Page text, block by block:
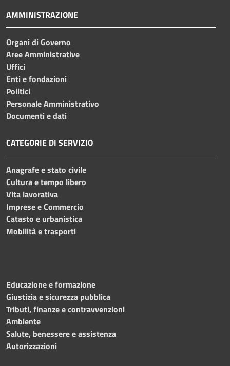
AMMINISTRAZIONE
Organi di Governo
Aree Amministrative
Uffici
Enti e fondazioni
Politici
Personale Amministrativo
Documenti e dati
CATEGORIE DI SERVIZIO
Anagrafe e stato civile
Cultura e tempo libero
Vita lavorativa
Imprese e Commercio
Catasto e urbanistica
Mobilità e trasporti
Educazione e formazione
Giustizia e sicurezza pubblica
Tributi, finanze e contravvenzioni
Ambiente
Salute, benessere e assistenza
Autorizzazioni